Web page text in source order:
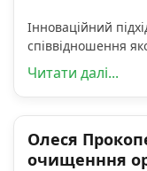
Інноваційний
співвідношення
Читати далі...
Олеся
очищенння